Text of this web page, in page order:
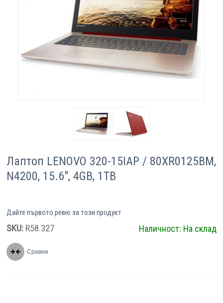
Лаптоп LENOVO 320-15IAP / 80XR0125BM,
N4200, 15.6", 4GB, 1TB
Дайте първото ревю за този продукт
SKU: R58.327 Наличност: На склад
Сравни